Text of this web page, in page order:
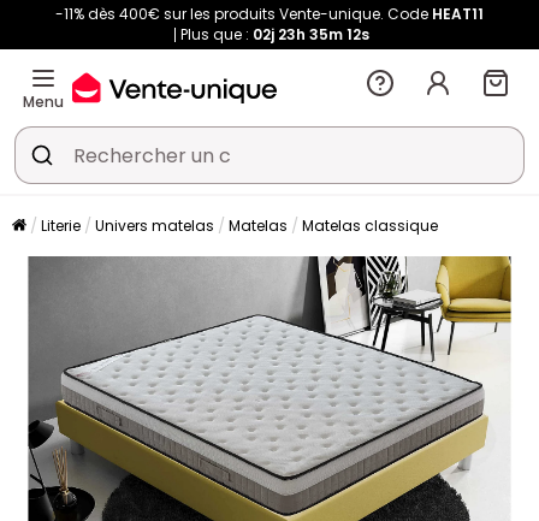
-11% dès 400€ sur les produits Vente-unique. Code HEAT11
Plus que : 02j 23h 35m12s
Menu
Literie Univers matelas Matelas Matelas classique